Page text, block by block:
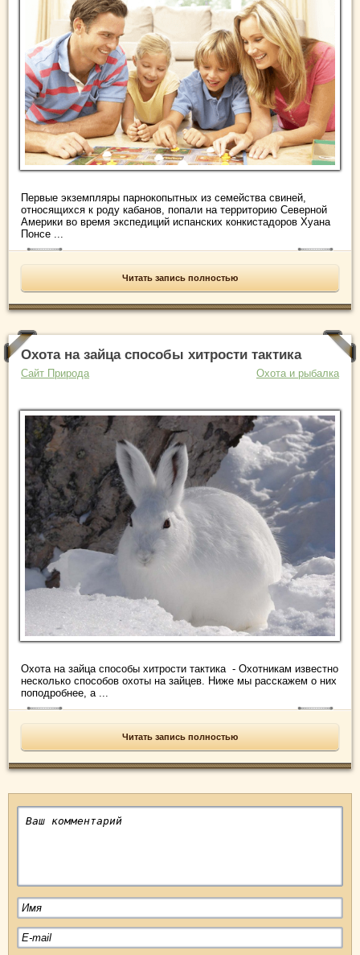
Первые экземпляры парнокопытных из семейства свиней,
относящихся к роду кабанов, попали на территорию Северной
Америки во время экспедиций испанских конкистадоров Хуана
Понсе ...
Читать запись полностью
Охота на зайца способы хитрости тактика
Сайт Природа Охота и рыбалка
Охота на зайца способы хитрости тактика - Охотникам известно
несколько способов охоты на зайцев. Ниже мы расскажем о них
поподробнее, а ...
Читать запись полностью